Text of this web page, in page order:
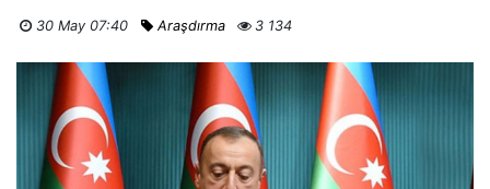
30 May 07:40 Araşdırma 3 134